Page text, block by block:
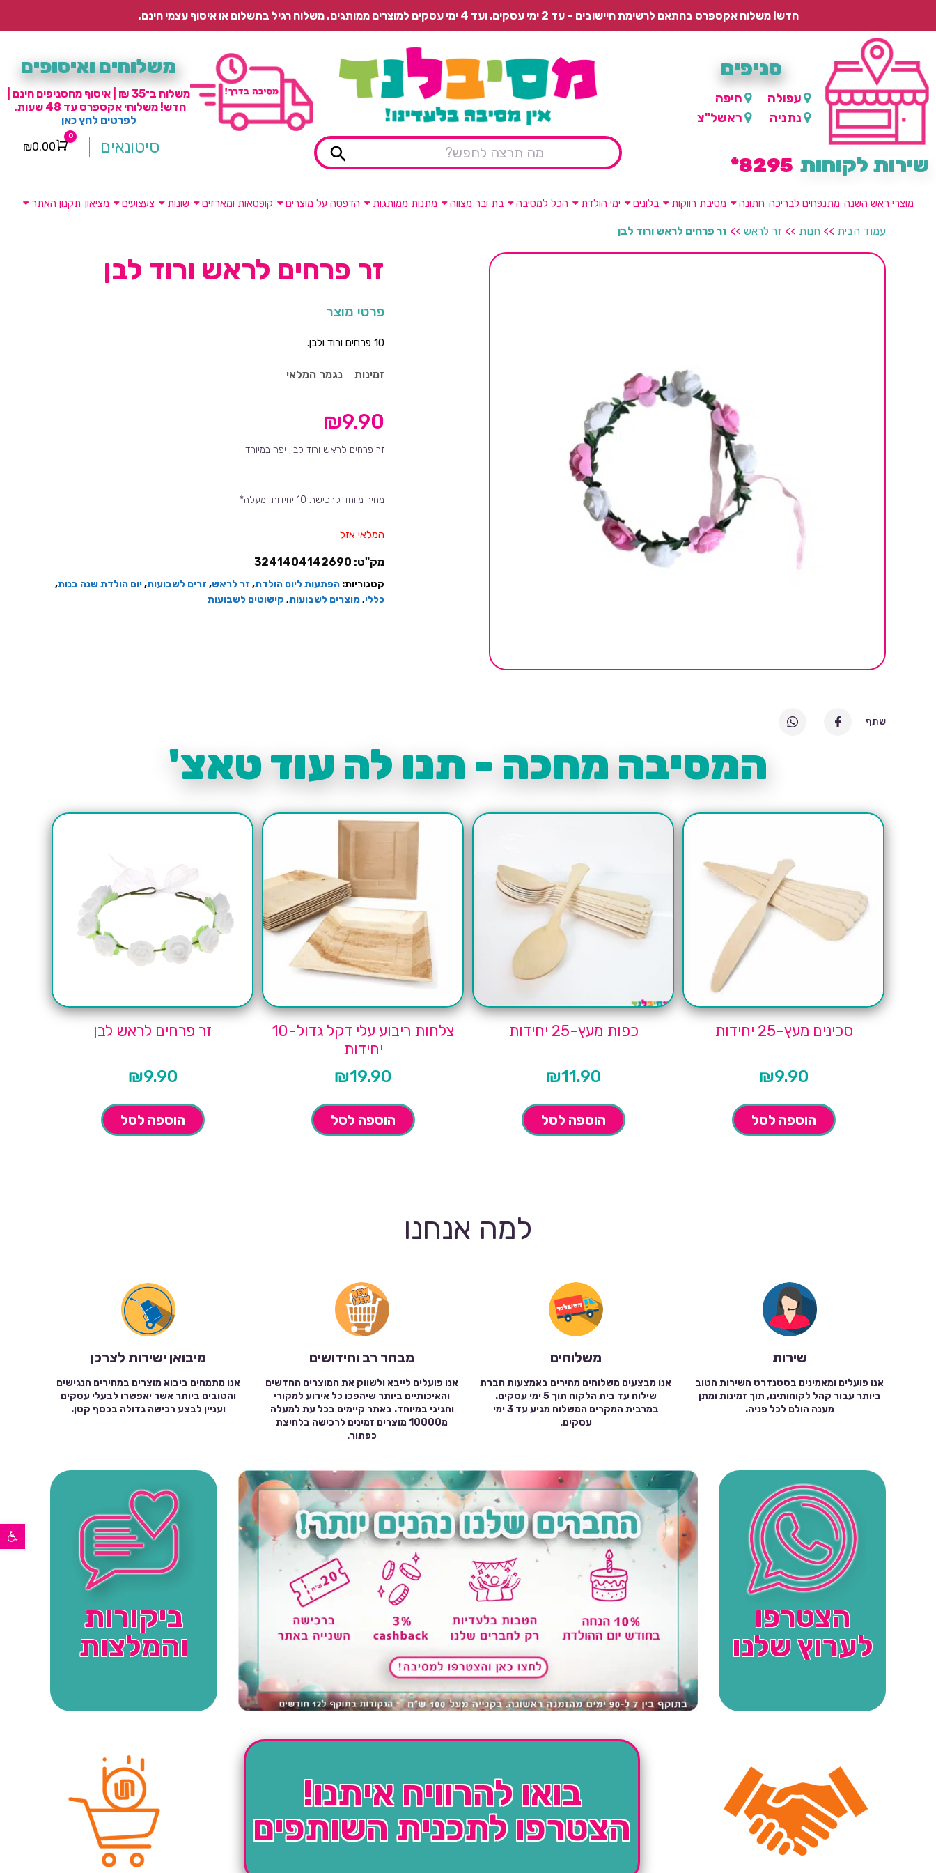
פתח סרגל נגישות
חדש! משלוח אקספרס בהתאם לרשימת היישובים – עד 2 ימי עסקים, ועד 4 ימי עסקים למוצרים ממותגים. משלוח רגיל בתשלום או איסוף עצמי חינם.
סניפים
עפולה
חיפה
נתניה
ראשל"צ
שירות לקוחות 8295*
משלוחים ואיסופים
משלוח ב־35 ₪ | איסוף מהסניפים חינם |
חדש! משלוחי אקספרס עד 48 שעות.
לפרטים לחץ כאן
סיטונאים Cart
0
₪0.00
מוצרי ראש השנה מתנפחים לבריכה חתונה מסיבת רווקות בלונים ימי הולדת הכל למסיבה בת ובר מצווה מתנות ממותגות הדפסה על מוצרים קופסאות ומארזים שונות צעצועים מציאון תקנון האתר
עמוד הבית >> חנות >> זר לראש >> זר פרחים לראש ורוד לבן
שתף
זר פרחים לראש ורוד לבן
פרטי מוצר
10 פרחים ורוד ולבן.
זמינות נגמר המלאי
₪9.90
זר פרחים לראש ורוד לבן, יפה במיוחד.
מחיר מיוחד לרכישת 10 יחידות ומעלה*
המלאי אזל
מק"ט: 3241404142690
קטגוריות: הפתעות ליום הולדת, זר לראש, זרים לשבועות,יום הולדת שנה בנות,
כללי,מוצרים לשבועות, קישוטים לשבועות
המסיבה מחכה - תנו לה עוד טאצ'
סכינים מעץ-25 יחידות
₪9.90
הוספה לסל
כפות מעץ-25 יחידות
₪11.90
הוספה לסל
צלחות ריבוע עלי דקל גדול-10
יחידות
₪19.90
הוספה לסל
זר פרחים לראש לבן
₪9.90
הוספה לסל
למה אנחנו
שירות
אנו פועלים ומאמינים בסטנדרט השירות הטוב
ביותר עבור קהל לקוחותינו, תוך זמינות ומתן
מענה הולם לכל פניה.
משלוחים
אנו מבצעים משלוחים מהירים באמצעות חברת
שילוח עד בית הלקוח תוך 5 ימי עסקים.
במרבית המקרים המשלוח מגיע עד 3 ימי
עסקים.
מבחר רב וחידושים
אנו פועלים לייבא ולשווק את המוצרים החדשים
והאיכותיים ביותר שיהפכו כל אירוע למקורי
וחגיגי במיוחד. באתר קיימים בכל עת למעלה
מ10000 מוצרים זמינים לרכישה בלחיצת
כפתור.
מיבואן ישירות לצרכן
אנו מתמחים ביבוא מוצרים במחירים הנגישים
והטובים ביותר אשר יאפשרו לבעלי עסקים
ועניין לבצע רכישה גדולה בכסף קטן.
הצטרפו
לערוץ שלנו
ביקורות
והמלצות
בואו להרוויח איתנו!
הצטרפו לתכנית השותפים